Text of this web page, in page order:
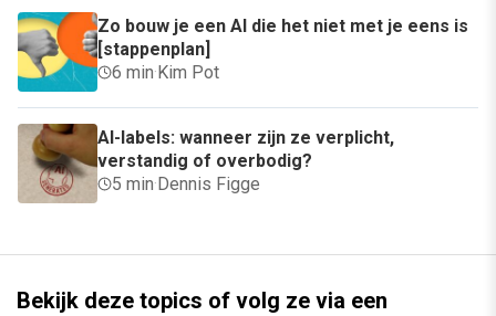
Zo bouw je een AI die het niet met je eens is
[stappenplan]
6 min·Kim Pot
AI-labels: wanneer zijn ze verplicht,
verstandig of overbodig?
5 min·Dennis Figge
Bekijk deze topics of volg ze via een